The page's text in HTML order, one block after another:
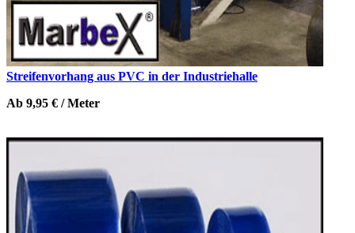
Streifenvorhang aus PVC in der Industriehalle
Ab 9,95 € / Meter